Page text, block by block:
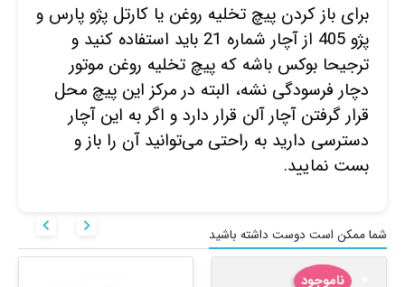
برای باز کردن پیچ تخلیه روغن یا کارتل پژو پارس و
پژو 405 از آچار شماره 21 باید استفاده کنید و
ترجیحا بوکس باشه که پیچ تخلیه روغن موتور
دچار فرسودگی نشه، البته در مرکز این پیچ محل
قرار گرفتن آچار آلن قرار دارد و اگر به این آچار
دسترسی دارید به راحتی می‌توانید آن را باز و
بست نمایید.
شما ممکن است دوست داشته باشید 
ناموجود
